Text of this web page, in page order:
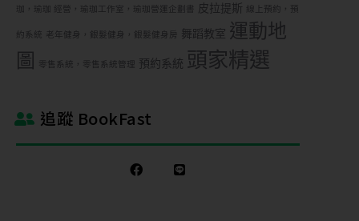
珈，瑜珈 經營，瑜珈工作室，瑜珈營運企劃書
皮拉提斯 線上預約，預
約系統 老年健身，銀髮健身，銀髮健身房 舞蹈教室 運動地
圖
零售系統，零售系統管理 預約系統 頭家精選
追蹤 BookFast